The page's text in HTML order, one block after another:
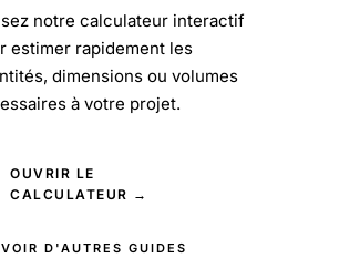
notre calculateur interactif
estimer rapidement les
dimensions ou volumes
à votre projet.
OUVRIR LE
CALCULATEUR →
VOIR D'AUTRES GUIDES